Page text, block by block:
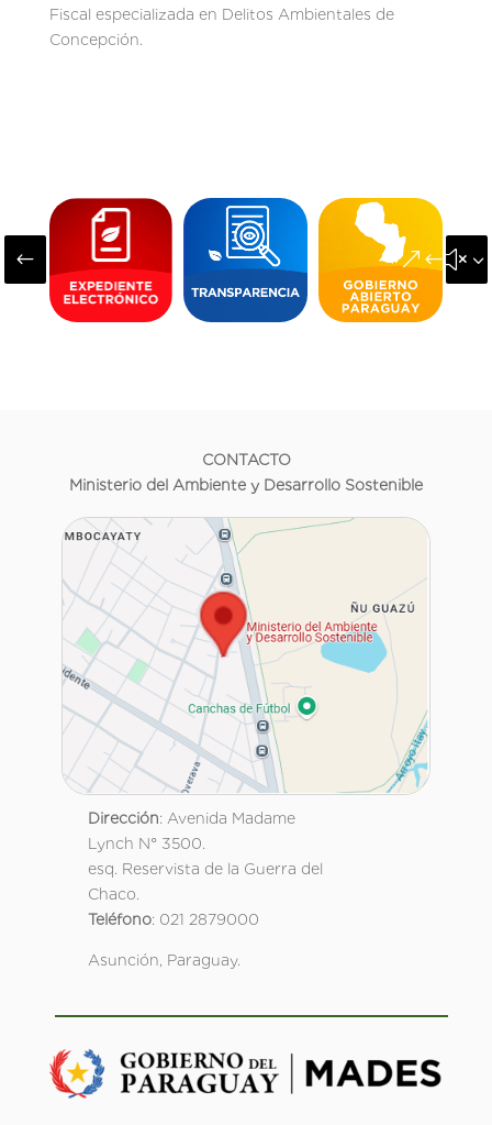
Fiscal especializada en Delitos Ambientales de
Concepción.
#
CONTACTO
Ministerio del Ambiente y Desarrollo Sostenible
Dirección: Avenida Madame
Lynch N° 3500.
esq. Reservista de la Guerra del
Chaco.
Teléfono: 021 2879000
Asunción, Paraguay.